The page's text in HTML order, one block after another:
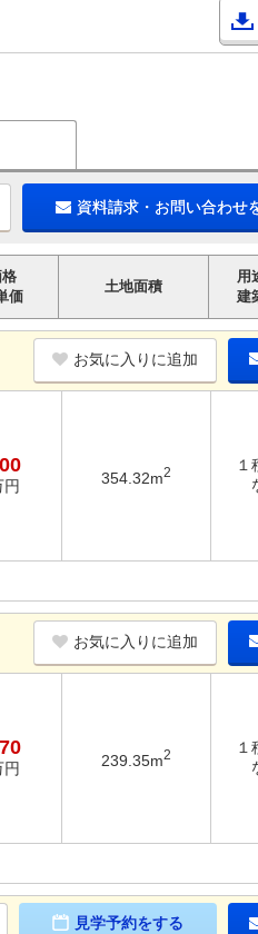
資料請求・お問い合わせ
価
土地面積
用
建
お気に入りに追加
円 354.32m2
１
お気に入りに追加
円 239.35m2
１
見学予約をする